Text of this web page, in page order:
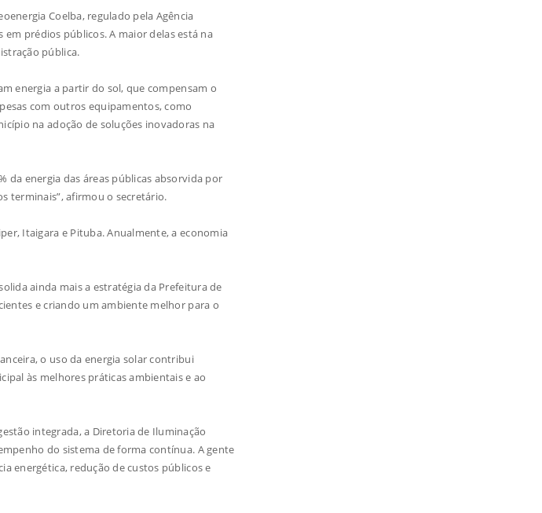
Coelba, regulado pela Agência
em prédios públicos. A maior delas está na
pública.
energia a partir do sol, que compensam o
com outros equipamentos, como
na adoção de soluções inovadoras na
da energia das áreas públicas absorvida por
terminais”, afirmou o secretário.
Itaigara e Pituba. Anualmente, a economia
ainda mais a estratégia da Prefeitura de
e criando um ambiente melhor para o
o uso da energia solar contribui
às melhores práticas ambientais e ao
integrada, a Diretoria de Iluminação
do sistema de forma contínua. A gente
energética, redução de custos públicos e